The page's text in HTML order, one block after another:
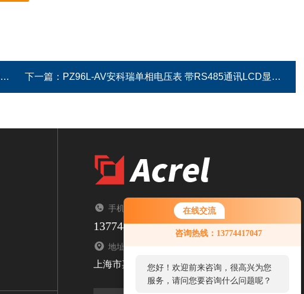
在线交流
咨询热线：13774417047
您好！欢迎前来咨询，很高兴为您
服务，请问您要咨询什么问题呢？
您好，看您停留很久了，是否找到
了需求产品，您可以直接在线与我
下一篇： PZ96L-AV安科瑞单相电压表 带RS485通讯LCD显示
手机：TEL
13774417047
地址：ADDRESS
上海市嘉定区育绿路253号